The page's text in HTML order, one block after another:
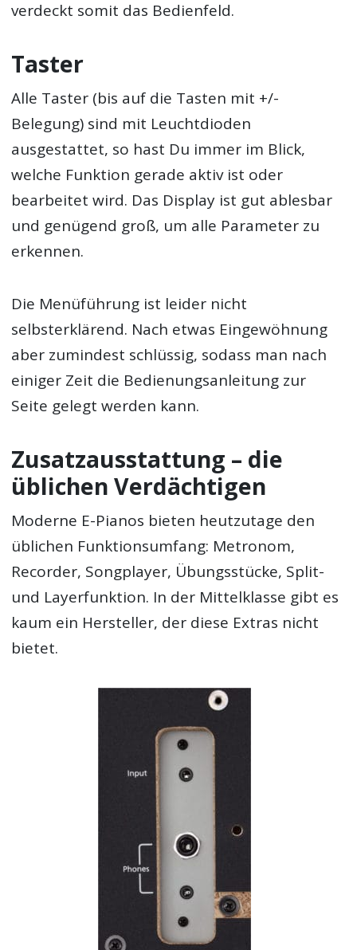
verdeckt somit das Bedienfeld.
Taster
Alle Taster (bis auf die Tasten mit +/-
Belegung) sind mit Leuchtdioden
ausgestattet, so hast Du immer im Blick,
welche Funktion gerade aktiv ist oder
bearbeitet wird. Das Display ist gut ablesbar
und genügend groß, um alle Parameter zu
erkennen.
Die Menüführung ist leider nicht
selbsterklärend. Nach etwas Eingewöhnung
aber zumindest schlüssig, sodass man nach
einiger Zeit die Bedienungsanleitung zur
Seite gelegt werden kann.
Zusatzausstattung – die
üblichen Verdächtigen
Moderne E-Pianos bieten heutzutage den
üblichen Funktionsumfang: Metronom,
Recorder, Songplayer, Übungsstücke, Split-
und Layerfunktion. In der Mittelklasse gibt es
kaum ein Hersteller, der diese Extras nicht
bietet.